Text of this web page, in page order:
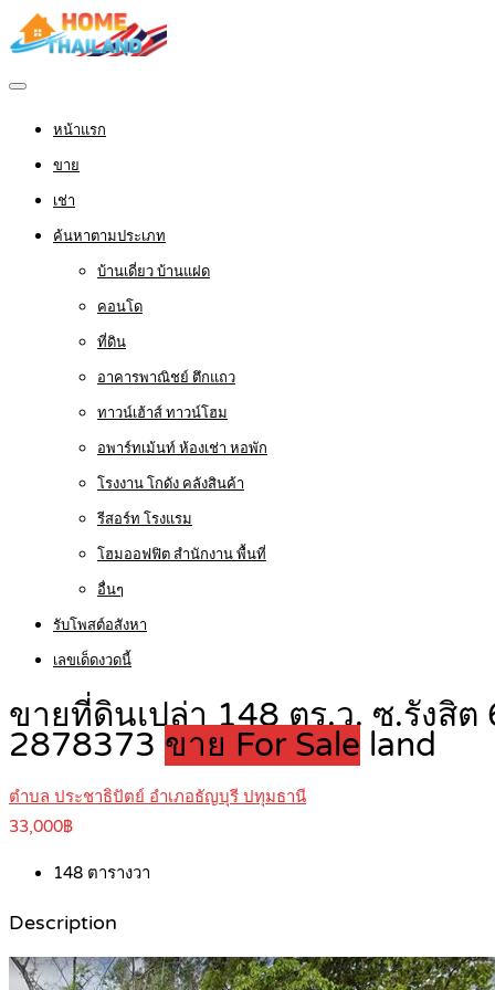
หน้าแรก
ขาย
เช่า
ค้นหาตามประเภท
บ้านเดี่ยว บ้านแฝด
คอนโด
ที่ดิน
อาคารพาณิชย์ ตึกแถว
ทาวน์เฮ้าส์ ทาวน์โฮม
อพาร์ทเม้นท์ ห้องเช่า หอพัก
โรงงาน โกดัง คลังสินค้า
รีสอร์ท โรงแรม
โฮมออฟฟิต สำนักงาน พื้นที่
อื่นๆ
รับโพสต์อสังหา
เลขเด็ดงวดนี้
ขายที่ดินเปล่า 148 ตร.ว. ซ.รังสิ
2878373 ขาย For Sale land
ตำบล ประชาธิปัตย์ อำเภอธัญบุรี ปทุมธานี
33,000฿
148 ตารางวา
Description